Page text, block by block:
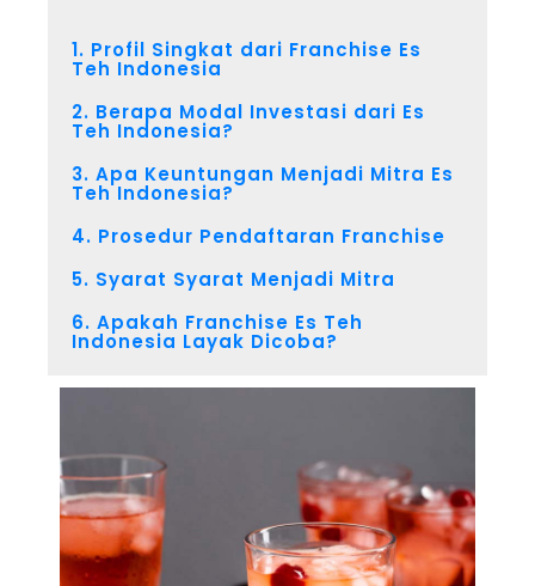
1. Profil Singkat dari Franchise Es
Teh Indonesia
2. Berapa Modal Investasi dari Es
Teh Indonesia?
3. Apa Keuntungan Menjadi Mitra Es
Teh Indonesia?
4. Prosedur Pendaftaran Franchise
5. Syarat Syarat Menjadi Mitra
6. Apakah Franchise Es Teh
Indonesia Layak Dicoba?